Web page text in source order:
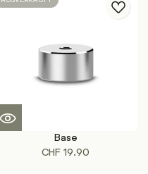
Base
CHF 19.90